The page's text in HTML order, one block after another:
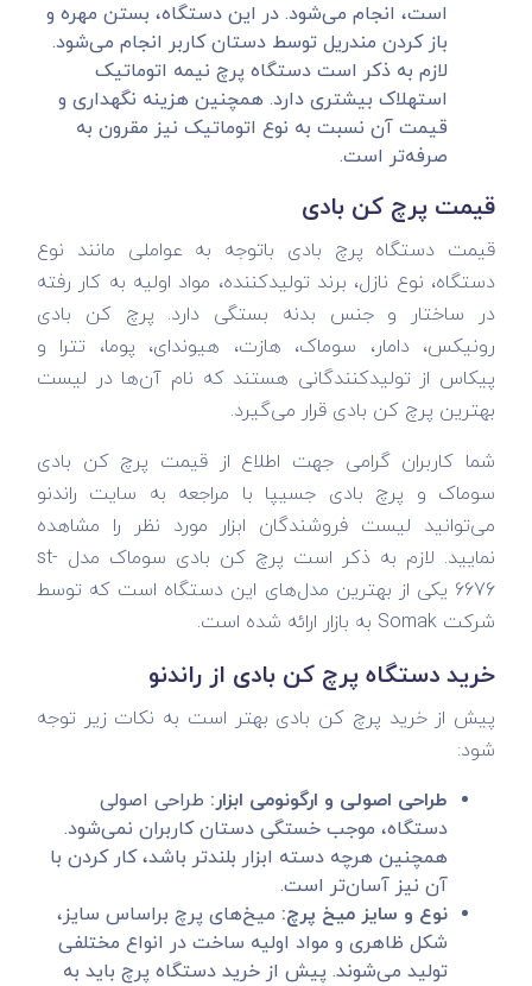
است، انجام می‌شود. در این دستگاه، بستن مهره و
باز کردن مندریل توسط دستان کاربر انجام می‌شود.
لازم به ذکر است دستگاه پرچ نیمه اتوماتیک
استهلاک بیشتری دارد. همچنین هزینه نگهداری و
قیمت آن نسبت به نوع اتوماتیک نیز مقرون به
صرفه‌تر است.
قیمت پرچ کن بادی
قیمت دستگاه پرچ بادی باتوجه به عواملی مانند نوع
دستگاه، نوع نازل، برند تولیدکننده، مواد اولیه به کار رفته
در ساختار و جنس بدنه بستگی دارد. پرچ کن بادی
رونیکس، دامار، سوماک، هازت، هیوندای، پوما، تترا و
پیکاس از تولیدکنندگانی هستند که نام آن‌ها در لیست
بهترین پرچ کن بادی قرار می‌گیرد.
شما کاربران گرامی جهت اطلاع از قیمت پرچ کن بادی
سوماک و پرچ بادی جسیپا با مراجعه به سایت راندنو
می‌توانید لیست فروشندگان ابزار مورد نظر را مشاهده
نمایید. لازم به ذکر است پرچ کن بادی سوماک مدل st-
6676 یکی از بهترین مدل‌های این دستگاه است که توسط
شرکت Somak به بازار ارائه شده است.
خرید دستگاه پرچ کن بادی از راندنو
پیش از خرید پرچ کن بادی بهتر است به نکات زیر توجه
شود:
طراحی اصولی و ارگونومی ابزار: طراحی اصولی
دستگاه، موجب خستگی دستان کاربران نمی‌شود.
همچنین هرچه دسته ابزار بلندتر باشد، کار کردن با
آن نیز آسان‌تر است.
نوع و سایز میخ پرچ: میخ‌های پرچ براساس سایز،
شکل ظاهری و مواد اولیه ساخت در انواع مختلفی
تولید می‌شوند. پیش از خرید دستگاه پرچ باید به